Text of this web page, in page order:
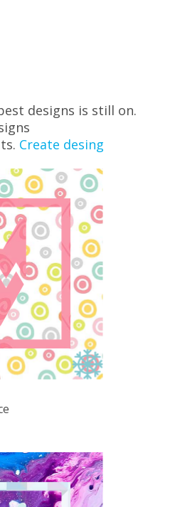
designs is still on.
Create desing